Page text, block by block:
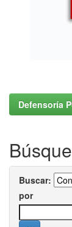
Defensoría
Buscar:
por